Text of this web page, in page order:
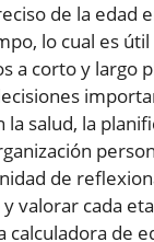
de la edad
lo cual es
a corto y largo
la salud, la
de
valorar cada
calculadora de